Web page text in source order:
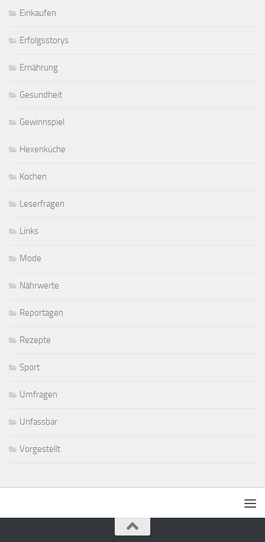
Einkaufen
Erfolgsstorys
Ernährung
Gesundheit
Gewinnspiel
Hexenküche
Kochen
Leserfragen
Links
Mode
Nährwerte
Reportagen
Rezepte
Sport
Umfragen
Unfassbar
Vorgestellt